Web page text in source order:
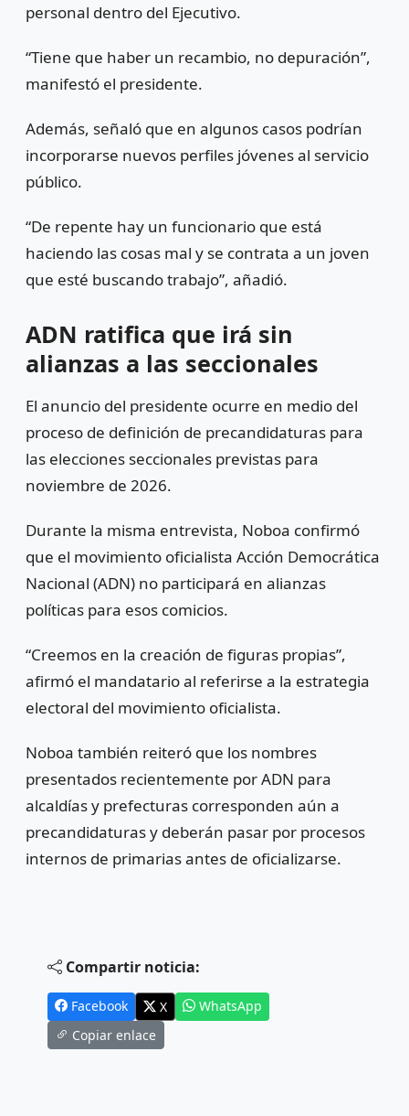
personal dentro del Ejecutivo.
“Tiene que haber un recambio, no depuración”,
manifestó el presidente.
Además, señaló que en algunos casos podrían
incorporarse nuevos perfiles jóvenes al servicio
público.
“De repente hay un funcionario que está
haciendo las cosas mal y se contrata a un joven
que esté buscando trabajo”, añadió.
ADN ratifica que irá sin
alianzas a las seccionales
El anuncio del presidente ocurre en medio del
proceso de definición de precandidaturas para
las elecciones seccionales previstas para
noviembre de 2026.
Durante la misma entrevista, Noboa confirmó
que el movimiento oficialista Acción Democrática
Nacional (ADN) no participará en alianzas
políticas para esos comicios.
“Creemos en la creación de figuras propias”,
afirmó el mandatario al referirse a la estrategia
electoral del movimiento oficialista.
Noboa también reiteró que los nombres
presentados recientemente por ADN para
alcaldías y prefecturas corresponden aún a
precandidaturas y deberán pasar por procesos
internos de primarias antes de oficializarse.
Compartir noticia:
Facebook X
WhatsApp
Copiar enlace